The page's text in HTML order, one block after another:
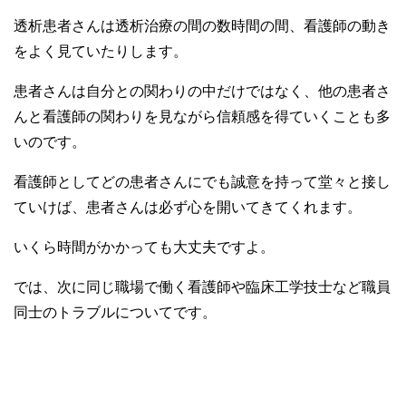
透析患者さんは透析治療の間の数時間の間、看護師の動き
をよく見ていたりします。
患者さんは自分との関わりの中だけではなく、他の患者さ
んと看護師の関わりを見ながら信頼感を得ていくことも多
いのです。
看護師としてどの患者さんにでも誠意を持って堂々と接し
ていけば、患者さんは必ず心を開いてきてくれます。
いくら時間がかかっても大丈夫ですよ。
では、次に同じ職場で働く看護師や臨床工学技士など職員
同士のトラブルについてです。